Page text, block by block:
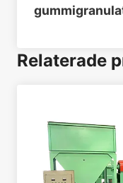
Relaterade